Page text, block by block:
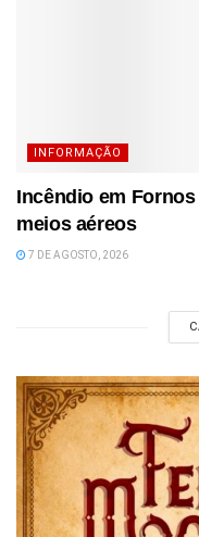
INFORMAÇÃO
Incêndio em
meios aéreos
7 DE AGOSTO, 2026